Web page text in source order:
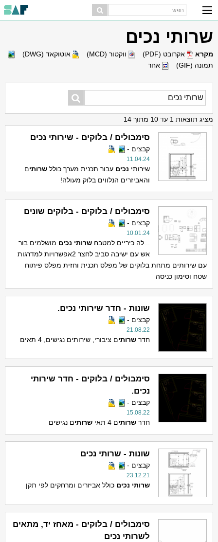
שרותי נכים
מקרא אקרובט (PDF) ווקטור (MCD)
אוטוקאד (DWG)
תמונה (GIF)
אחר
מציג תוצאות 1 עד 10 מתוך 14
סימבולים / בלוקים - שירותי נכים
קבצים -
11.04.24
שירותי נכים עבור תכנית מערך כוללשרותים
והאביזרים הנלווים בלוק מעולה!
סימבולים / בלוקים - בלוקים שונים
קבצים -
10.01.24
...לה כיריים למטבחשרותי נכים מושלמים בור
אש עם ישיבה סביב לחצר 2אפשרויות למדרגות
עם שירותים מתחת בלוקים של מפלס תכנית וחזית מפלס פיתוח
שטח וסימון כניסה
שונות - חדר שירותי נכים.
קבצים -
21.08.22
חדרשרותים ציבורי, שירותים נגישים, 4 תאים
סימבולים / בלוקים - חדר שירותי
נכים.
קבצים -
15.08.22
חדרשרותים 4 תאי שרותים נגישים
שונות - שרותי נכים
קבצים -
23.12.21
שרותי נכים כולל אביזרים ומרחקים לפי תקן
סימבולים / בלוקים - מאחז יד, מתאים
לשרותי נכים